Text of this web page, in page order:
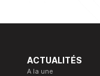
ACTUALITÉS
A la une